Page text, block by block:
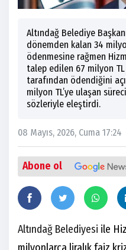
Altındağ Belediye
dönemden kalan 34
ödenmesine rağmen
talep edilen 67 milyon
tarafından ödendiğini
milyon TL’ye ulaşan
sözleriyle eleştirdi.
08 Mayıs, 2026, Cuma 17:24
Abone ol
Altındağ Belediyesi ile
milyonlarca liralık faiz